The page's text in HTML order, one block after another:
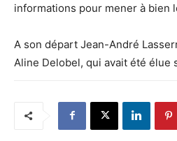
informations pour mener à bien
A son départ Jean-André
Aline Delobel, qui avait été élue